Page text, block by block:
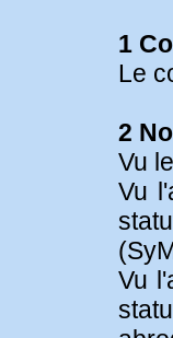
1
Le
2
Vu
Vu
Vu